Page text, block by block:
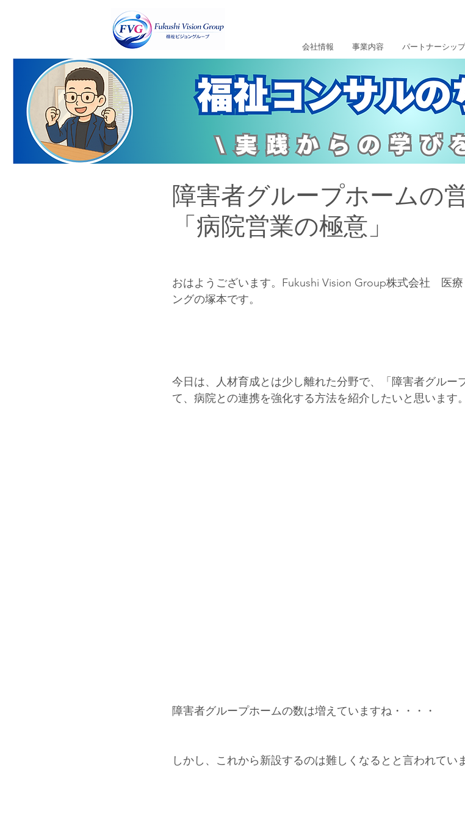
会社情報 事業内容 パートナーシップ
障害者グループホームの
「病院営業の極意」
おはようございます。Fukushi Vision Group株式会社　医
ングの塚本です。
今日は、人材育成とは少し離れた分野で、「障害者グルー
て、病院との連携を強化する方法を紹介したいと思います。
障害者グループホームの数は増えていますね・・・・
しかし、これから新設するのは難しくなるとと言われてい